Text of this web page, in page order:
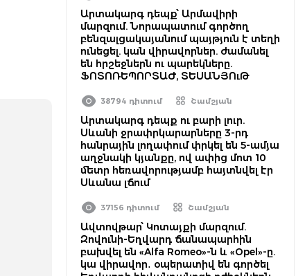
Արտակարգ դեպք՝ Արմավիրի
մարզում. Նորապատում գործող
բենզալցակայանում պայթյուն է տեղի
ունեցել. կան վիրավորներ. ժամանել
են հրշեջներն ու պարեկները.
ՖՈՏՈՌԵՊՈՐՏԱԺ, ՏԵՍԱՆՅՈւԹ
38794 դիտում Շամշյան
Արտակարգ դեպք ու բարի լուր.
Սևանի ջրափրկարարները 3-րդ
հանրային լողափում փրկել են 5-ամյա
աղջնակի կյանքը, ով ափից մոտ 10
մետր հեռավորությամբ հայտնվել էր
Սևանա լճում
37156 դիտում Շամշյան
Ավտովթար՝ Կոտայքի մարզում.
Զովունի-Եղվարդ ճանապարհին
բախվել են «Alfa Romeo»-ն և «Opel»-ը.
կա վիրավոր․ օպերատիվ են գործել